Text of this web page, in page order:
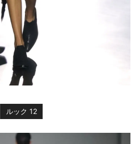
ルック 12